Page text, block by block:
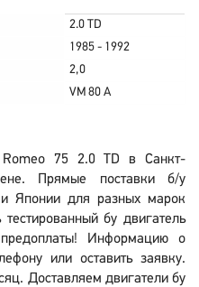
2.0 TD
1985 - 1992
2,0
VM 80 A
75 2.0 TD в Санкт-
Прямые поставки б/у
Японии для разных марок
бу двигатель
Информацию о
или оставить заявку.
Доставляем двигатели бу